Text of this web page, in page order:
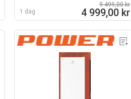
1 dag
9 499,00 kr
4 999,00 kr